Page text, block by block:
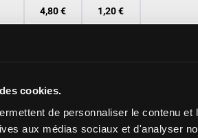
cookies.
de personnaliser le contenu
aux médias sociaux et d'analyser
4,80 € 1,20 €
FORECAST